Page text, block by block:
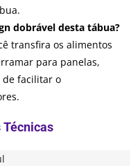
dobrável desta tábua?
transfira os alimentos
para panelas,
de facilitar o